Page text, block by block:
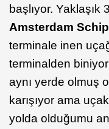
başlıyor. Yaklaşık
Amsterdam
terminale inen
terminalden
aynı yerde olmuş
karışıyor ama
yolda olduğumu